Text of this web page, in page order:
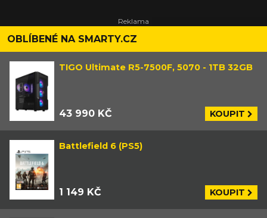
OBLÍBENÉ NA SMARTY.CZ
TIGO Ultimate R5-7500F, 5070 - 1TB 32GB
43 990 KČ KOUPIT
Battlefield 6 (PS5)
1 149 KČ KOUPIT